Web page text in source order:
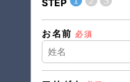
STEP
お名前 必須